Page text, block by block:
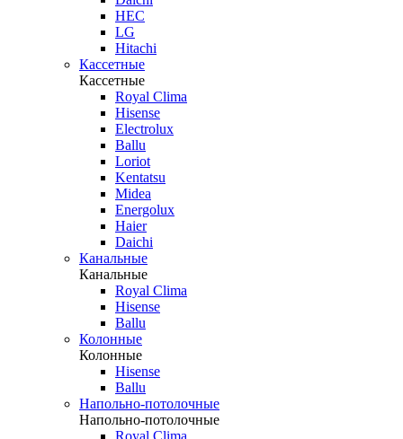
HEC
LG
Hitachi
Кассетные
Кассетные
Royal Clima
Hisense
Electrolux
Ballu
Loriot
Kentatsu
Midea
Energolux
Haier
Daichi
Канальные
Канальные
Royal Clima
Hisense
Ballu
Колонные
Колонные
Hisense
Ballu
Напольно-потолочные
Напольно-потолочные